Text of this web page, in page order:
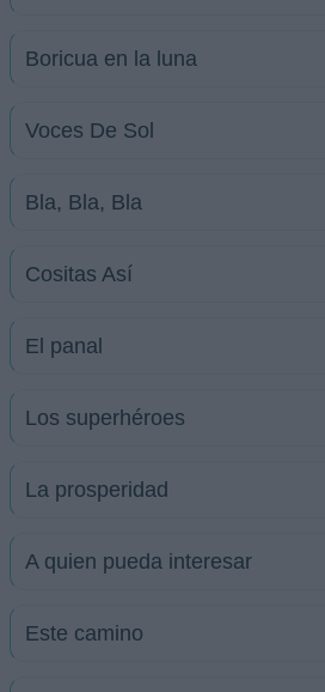
Boricua en la luna
Voces De Sol
Bla, Bla, Bla
Cositas Así
El panal
Los superhéroes
La prosperidad
A quien pueda interesar
Este camino